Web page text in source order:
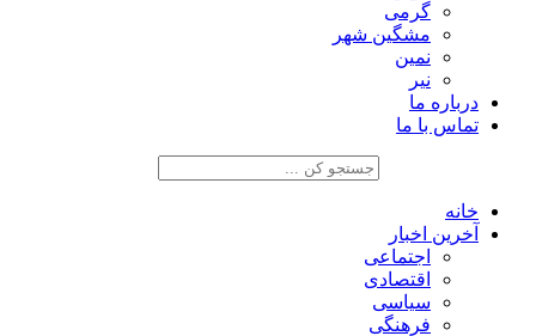
گرمی
مشگین شهر
نمین
نیر
درباره ما
تماس با ما
خانه
آخرین اخبار
اجتماعی
اقتصادی
سیاسی
فرهنگی